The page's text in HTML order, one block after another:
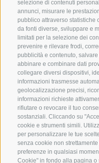
selezione di contenuti
annunci, misurare le
pubblico attraverso statistiche
da fonti diverse, sviluppare e
limitati per la selezione dei
prevenire e rilevare frodi,
pubblicità e contenuto,
abbinare e combinare dati
collegare diversi dispositivi,
informazioni trasmesse
geolocalizzazione precisi,
informazioni richieste
rifiutare o revocare il tuo
sostanziali. Cliccando su
cookie e strumenti simili.
per personalizzare le tue
senza cookie non
preferenze in qualsiasi
Cookie" in fondo alla pagina
A. WEGER
Libreria universitaria
Via Torra Bianca 5
I-39042 Bressanone
UID
Tel.:+39 0472 836164
info@weger.bz.it
Druckerei A. Weger
Tel.:+39 0472 837 920
druckerei@weger.bz.it